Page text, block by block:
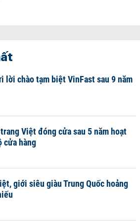
lời chào tạm biệt VinFast sau 9 năm
Việt đóng cửa sau 5 năm hoạt
cửa hàng
giới siêu giàu Trung Quốc hoảng